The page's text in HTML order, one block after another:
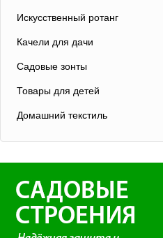
Искусственный ротанг
Качели для дачи
Садовые зонты
Товары для детей
Домашний текстиль